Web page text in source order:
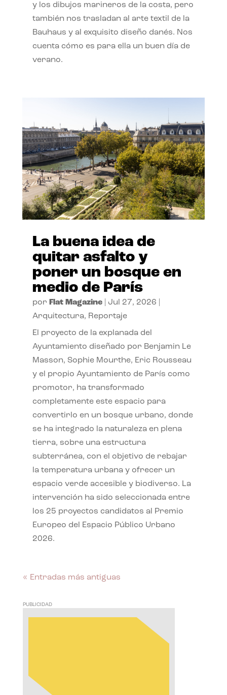
y los dibujos marineros de la costa, pero
también nos trasladan al arte textil de la
Bauhaus y al exquisito diseño danés. Nos
cuenta cómo es para ella un buen día de
verano.
La buena idea de
quitar asfalto y
poner un bosque en
medio de París
por Flat Magazine| Jul 27, 2026
Arquitectura, Reportaje
El proyecto de la explanada del
Ayuntamiento diseñado por Benjamin Le
Masson, Sophie Mourthe, Eric Rousseau
y el propio Ayuntamiento de París como
promotor, ha transformado
completamente este espacio para
convertirlo en un bosque urbano, donde
se ha integrado la naturaleza en plena
tierra, sobre una estructura
subterránea, con el objetivo de rebajar
la temperatura urbana y ofrecer un
espacio verde accesible y biodiverso. La
intervención ha sido seleccionada entre
los 25 proyectos candidatos al Premio
Europeo del Espacio Público Urbano
2026.
« Entradas más antiguas
PUBLICIDAD